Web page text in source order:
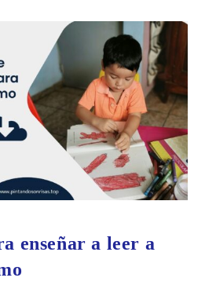
enseñar a leer a